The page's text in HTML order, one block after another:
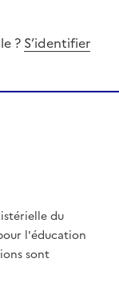
? S’identifier
du
l'éducation
sont